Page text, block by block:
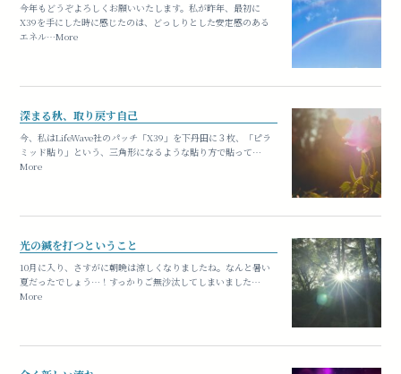
今年もどうぞよろしくお願いいたします。私が昨年、最初に
X39を手にした時に感じたのは、どっしりとした安定感のある
エネル…More
深まる秋、取り戻す自己
今、私はLifeWave社のパッチ「X39」を下丹田に３枚、「ピラ
ミッド貼り」という、三角形になるような貼り方で貼って…
More
光の鍼を打つということ
10月に入り、さすがに朝晩は涼しくなりましたね。なんと暑い
夏だったでしょう…！すっかりご無沙汰してしまいました…
More